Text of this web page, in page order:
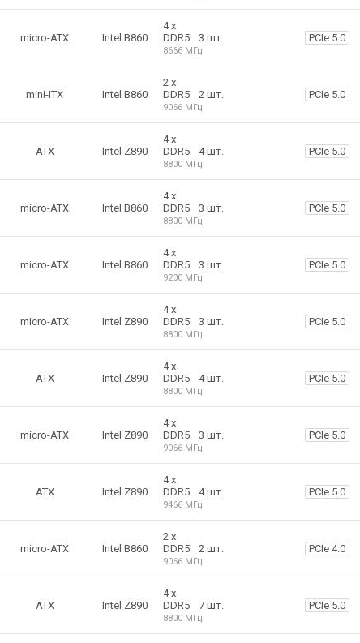
micro-ATX Intel B860
4 х
DDR5
8666 МГц
3 шт. PCIe 5.0
mini-ITX Intel B860
2 х
DDR5
9066 МГц
2 шт. PCIe 5.0
ATX Intel Z890
4 х
DDR5
8800 МГц
4 шт. PCIe 5.0
micro-ATX Intel B860
4 х
DDR5
8800 МГц
3 шт. PCIe 5.0
micro-ATX Intel B860
4 х
DDR5
9200 МГц
3 шт. PCIe 5.0
micro-ATX Intel Z890
4 х
DDR5
8800 МГц
3 шт. PCIe 5.0
ATX Intel Z890
4 х
DDR5
8800 МГц
4 шт. PCIe 5.0
micro-ATX Intel Z890
4 х
DDR5
9066 МГц
3 шт. PCIe 5.0
ATX Intel Z890
4 х
DDR5
9466 МГц
4 шт. PCIe 5.0
micro-ATX Intel B860
2 х
DDR5
9066 МГц
2 шт. PCIe 4.0
ATX Intel Z890
4 х
DDR5
8800 МГц
7 шт. PCIe 5.0